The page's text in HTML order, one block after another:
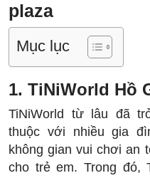
plaza
Mục lục
1. TiNiWorld Hồ
TiNiWorld từ lâu đã
thuộc với nhiều gia
không gian vui chơi an
cho trẻ em. Trong đó,